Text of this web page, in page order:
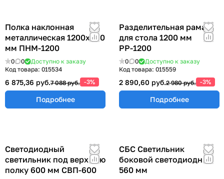
Полка наклонная
металлическая 1200х300
мм ПНМ-1200
0 0
Доступно к заказу
Код товара: 015534
6 875,36 руб.7 088 руб. -3%
Подробнее
Разделительная рама
для стола 1200 мм
РР-1200
0 0
Доступно к заказу
Код товара: 015559
2 890,60 руб.2 980 руб. -3%
Подробнее
Светодиодный
светильник под верхнюю
полку 600 мм СВП-600
СБС Светильник
боковой светодиодный
560 мм